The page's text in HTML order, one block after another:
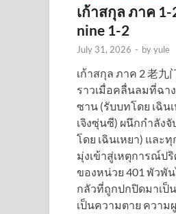
เก้าสกุล ภาค
nine 1-2
July 31, 2026 - byyule
เก้าสกุล ภาค 2 老九
ราวเมื่อคลื่นลมที่ฉา
ซาน (รับบทโดย เฉิน
เจิงซุ่นซี) ผนึกกำลัง
โดย เฉินเหยา) และ
มุ่งเข้าสู่เหตุการณ์ป
ของหน่วย 401 พัวพั
กลัวที่ถูกปกปิดมาเป็
เป็นความตาย ควา